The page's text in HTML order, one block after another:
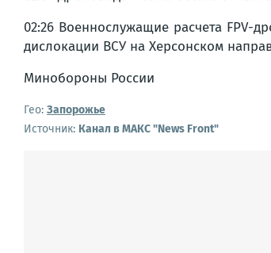
02:26 Военнослужащие расчета FPV-
дислокации ВСУ на Херсонском
Минобороны России
Гео: Запорожье
Источник: Канал в МАКС "News Front"